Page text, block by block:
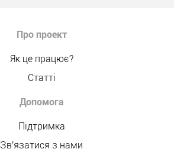
Про проект
Як це працює?
Статті
Допомога
Підтримка
Зв'язатися з нами